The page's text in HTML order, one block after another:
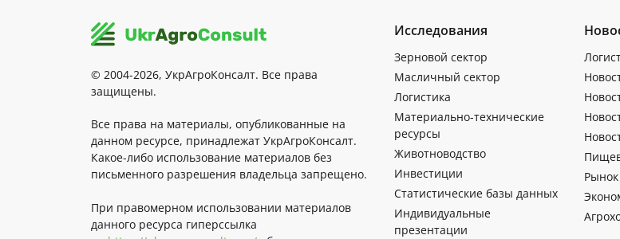
© 2004-2026, УкрАгроКонсалт. Все права
защищены.
Все права на материалы, опубликованные на
данном ресурсе, принадлежат УкрАгроКонсалт.
Какое-либо использование материалов без
письменного разрешения владельца запрещено.
При правомерном использовании материалов
данного ресурса гиперссылка
Исследования
Зерновой сектор
Масличный сектор
Логистика
Материально-технические
ресурсы
Животноводство
Инвестиции
Статистические базы данных
Индивидуальные
презентации